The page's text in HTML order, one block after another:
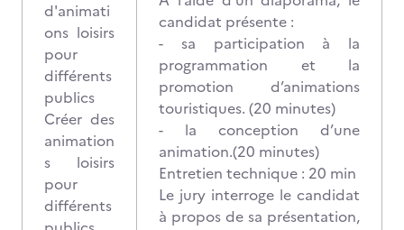
d'animati
ons loisirs
pour
différents
publics
Créer des
animation
s loisirs
pour
différents
candidat présente :
- sa participation à la
programmation et la
promotion d’animations
touristiques. (20 minutes)
- la conception d’une
animation.(20 minutes)
Entretien technique : 20 min
Le jury interroge le candidat
à propos de sa présentation,